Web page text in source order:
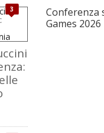
3
Conferenza
Games 2026